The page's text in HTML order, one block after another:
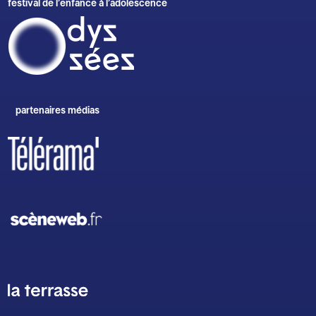
festival de l’enfance à l’adolescence
partenaires médias